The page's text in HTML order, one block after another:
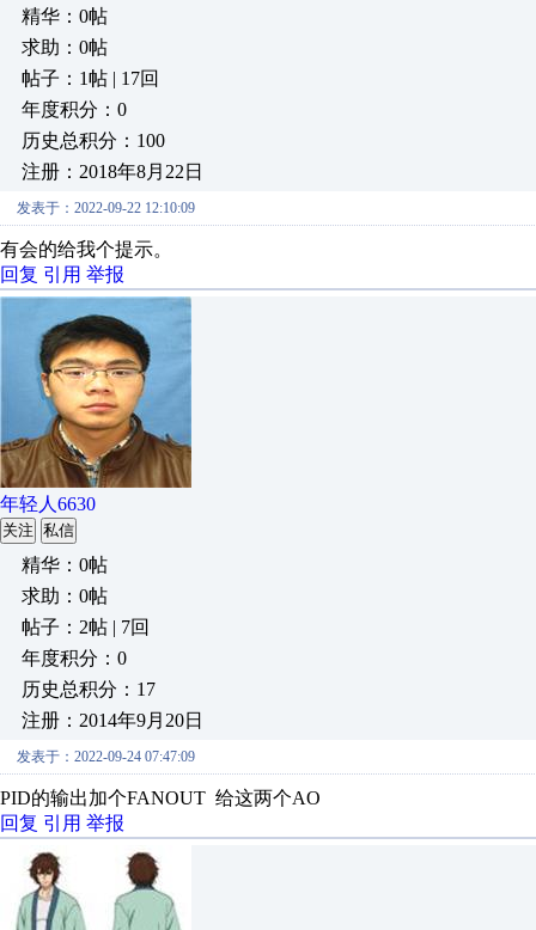
精华：0帖
求助：0帖
帖子：1帖 | 17回
年度积分：0
历史总积分：100
注册：2018年8月22日
发表于：2022-09-22 12:10:09
有会的给我个提示。
回复 引用 举报
年轻人6630
关注 私信
精华：0帖
求助：0帖
帖子：2帖 | 7回
年度积分：0
历史总积分：17
注册：2014年9月20日
发表于：2022-09-24 07:47:09
PID的输出加个FANOUT 给这两个AO
回复 引用 举报